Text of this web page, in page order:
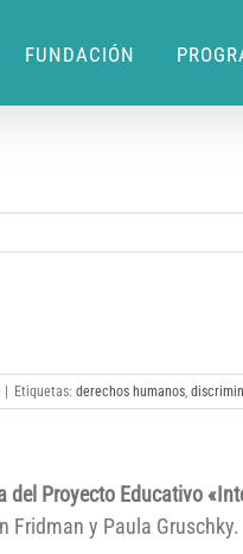
FUNDACIÓN
Etiquetas: derechos humanos,
del Proyecto Educativo
Fridman y Paula Gruschky.